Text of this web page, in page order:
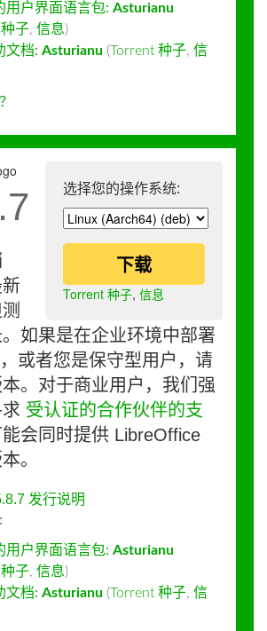
用户界面语言包: Asturianu
子, 信息)
文档: Asturianu (Torrent 种子, 信
选择您的操作系统:
下载
Torrent 种子, 信息
新
如果是在企业环境中部署
或者您是保守型用户，请
。对于商业用户，我们强
受认证的合作伙伴的支
能会同时提供 LibreOffice
。
发行说明
用户界面语言包: Asturianu
子, 信息)
文档: Asturianu (Torrent 种子, 信